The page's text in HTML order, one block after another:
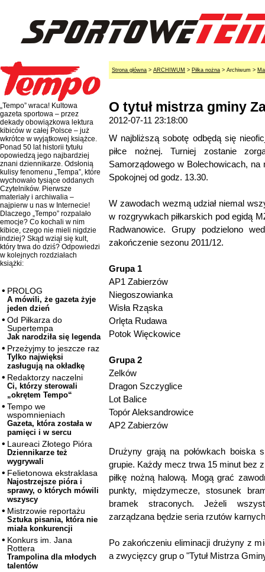
„Tempo” wraca! Kultowa
gazeta sportowa – przez
dekady obowiązkowa lektura
kibiców w całej Polsce – już
wkrótce w wyjątkowej książce.
Ponad 50 lat historii tytułu
opowiedzą jego najbardziej
znani dziennikarze. Odsłonią
kulisy fenomenu „Tempa”, które
wychowało tysiące oddanych
Czytelników. Pierwsze
materiały i archiwalia –
najpierw u nas w Internecie!
Dlaczego „Tempo” rozpalało
emocje? Co kochali w nim
kibice, czego nie mieli nigdzie
indziej? Skąd wziął się kult,
który trwa do dziś? Odpowiedzi
w kolejnych rozdziałach
książki:
PROLOG
A mówili, że gazeta żyje
jeden dzień
Od Piłkarza do
Supertempa
Jak narodziła się legenda
Przeżyjmy to jeszcze raz
Tylko najwięksi
zasługują na okładkę
Redaktorzy naczelni
Ci, którzy sterowali
„okrętem Tempo“
Tempo we
wspomnieniach
Gazeta, która została w
pamięci i w sercu
Laureaci Złotego Pióra
Dziennikarze też
wygrywali
Felietonowa ekstraklasa
Najostrzejsze pióra i
sprawy, o których mówili
wszyscy
Mistrzowie reportażu
Sztuka pisania, która nie
miała konkurencji
Konkurs im. Jana
Rottera
Trampolina dla młodych
talentów
Strona główna > ARCHIWUM > Piłka nożna > Archiwum >
O tytuł mistrza gminy
2012-07-11 23:18:00
W najbliższą sobotę odbędą się
piłce nożnej. Turniej zostanie
Samorządowego w Bolechowicach,
Spokojnej od godz. 13.30.
W zawodach wezmą udział niemal
w rozgrywkach piłkarskich pod egidą
Radwanowice. Grupy podzielono
zakończenie sezonu 2011/12.
Grupa 1
AP1 Zabierzów
Niegoszowianka
Wisła Rząska
Orlęta Rudawa
Potok Więckowice
Grupa 2
Zelków
Dragon Szczyglice
Lot Balice
Topór Aleksandrowice
AP2 Zabierzów
Drużyny grają na połówkach
grupie. Każdy mecz trwa 15 minut bez
piłkę nożną halową. Mogą grać
punkty, międzymecze, stosunek
bramek straconych. Jeżeli
zarządzana będzie seria rzutów
Po zakończeniu eliminacji drużyny z
a zwycięzcy grup o "Tytuł Mistrza